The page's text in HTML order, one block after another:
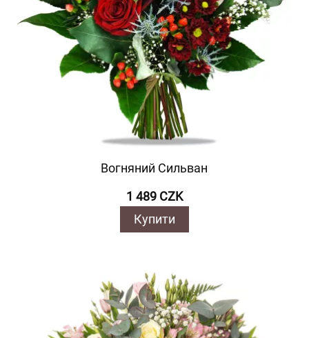
Вогняний Сильван
1 489 CZK
Купити